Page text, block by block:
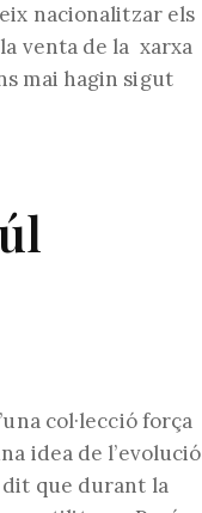
nacionalitzar els
venta de la xarxa
mai hagin sigut
col·lecció força
idea de l’evolució
dit que durant la